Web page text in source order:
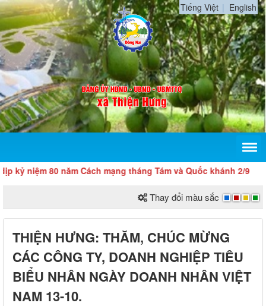
Tiếng Việt English
80 năm Cách mạng tháng Tám và Quốc khánh 2/9
Thay đổi màu sắc
THIỆN HƯNG: THĂM, CHÚC MỪNG
CÁC CÔNG TY, DOANH NGHIỆP TIÊU
BIỂU NHÂN NGÀY DOANH NHÂN VIỆT
NAM 13-10.